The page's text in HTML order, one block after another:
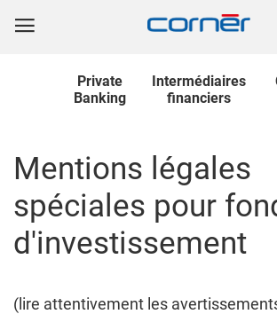
Private
Banking
Intermédiaires
financiers
Mentions légales
spéciales pour
d'investissement
(lire attentivement les